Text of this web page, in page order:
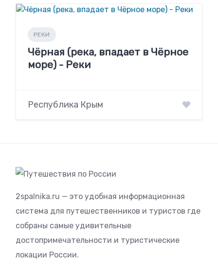
РЕКИ
Чёрная (река, впадает в Чёрное
море) - Реки
Республика Крым
2spalnika.ru — это удобная информационная
система для путешественников и туристов где
собраны самые удивительные
достопримечательности и туристические
локации России.